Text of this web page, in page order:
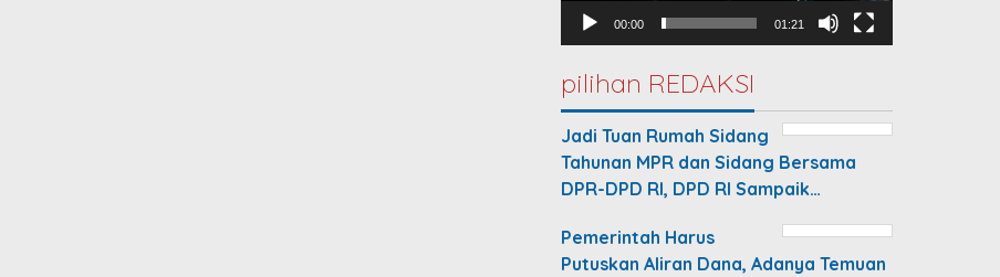
00:00 01:21
pilihan REDAKSI
Jadi Tuan Rumah Sidang
Tahunan MPR dan Sidang Bersama
DPR-DPD RI, DPD RI Sampaik…
Pemerintah Harus
Putuskan Aliran Dana, Adanya Temuan